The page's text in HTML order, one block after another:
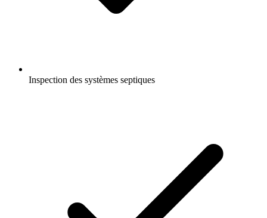
Inspection des systèmes septiques